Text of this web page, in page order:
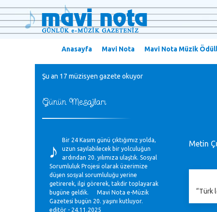
Anasayfa Mavi Nota Mavi Nota Müzik
Şu an 17 müzisyen gazete okuyor
Günün Mesajları
♪
Bir 24 Kasım günü çıktığımız yolda,
uzun sayılabilecek bir yolculuğun
ardından 20. yılımıza ulaştık. Sosyal
Sorumluluk Projesi olarak üzerimize
düşen sosyal sorumluluğu yerine
getirerek, ilgi görerek, takdir toplayarak
bugüne geldik. Mavi Nota e-Müzik
Gazetesi bugün 20. yaşını kutluyor.
editör - 24.11.2025
Metin
“Türk